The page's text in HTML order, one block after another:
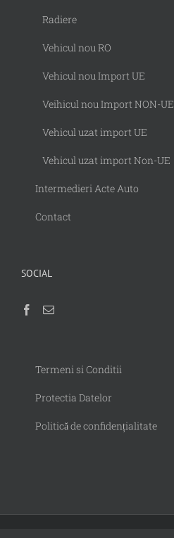
Radiere
Vehicul nou RO
Vehicul nou Import UE
Veihicul nou Import NON-UE
Vehicul uzat import UE
Vehicul uzat import Non-UE
Intermedieri Acte Auto
Contact
SOCIAL
Termeni si Conditii
Protectia Datelor
Politică de confidențialitate